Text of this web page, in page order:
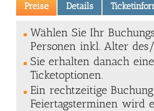
Preise Details
Wählen Sie Ihr
Personen inkl. Alter
Sie erhalten danach
Ticketoptionen.
Ein rechtzeitige
Feiertagsterminen wird